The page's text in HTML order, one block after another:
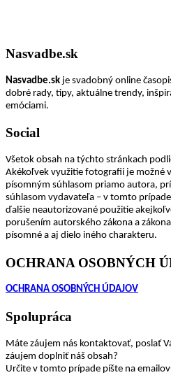
Nasvadbe.sk
Nasvadbe.sk je svadobný online
dobré rady, tipy, aktuálne trendy,
emóciami.
Social
Všetok obsah na týchto stránkach
Akékoľvek využitie fotografii je možné
písomným súhlasom priamo autora,
súhlasom vydavateľa – v tomto
ďalšie neautorizované použitie
porušením autorského zákona a
písomné a aj dielo iného charakteru.
OCHRANA OSOBNÝCH
OCHRANA OSOBNÝCH ÚDAJOV
Spolupráca
Máte záujem nás kontaktovať, poslať
záujem doplniť náš obsah?
Určite v tomto prípade píšte na